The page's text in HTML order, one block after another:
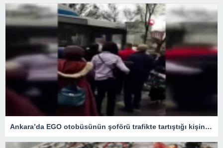
Ankara’da EGO otobüsünün şoförü trafikte tartıştığı kişinin aracını metrelerce sürükledi